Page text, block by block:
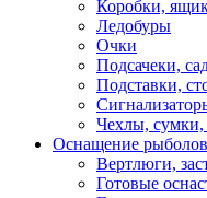
Коробки,
Ледобуры
Очки
Подсачеки,
Подставки,
Чехлы, сумки,
Оснащение
Вертлюги,
Готовые